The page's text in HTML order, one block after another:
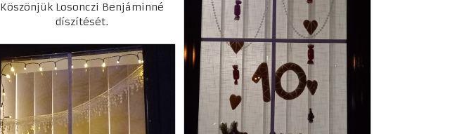
Köszönjük Losonczi Benjáminné
díszítését.